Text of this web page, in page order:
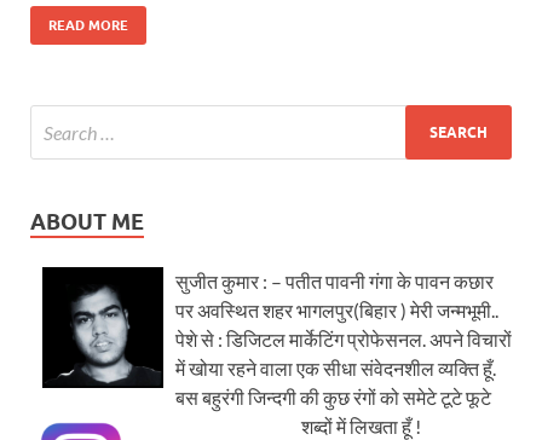
READ MORE
ABOUT ME
सुजीत कुमार : – पतीत पावनी गंगा के पावन कछार
पर अवस्थित शहर भागलपुर(बिहार ) मेरी जन्मभूमी..
पेशे से : डिजिटल मार्केटिंग प्रोफेसनल. अपने विचारों
में खोया रहने वाला एक सीधा संवेदनशील व्यक्ति हूँ.
बस बहुरंगी जिन्दगी की कुछ रंगों को समेटे टूटे फूटे
शब्दों में लिखता हूँ !